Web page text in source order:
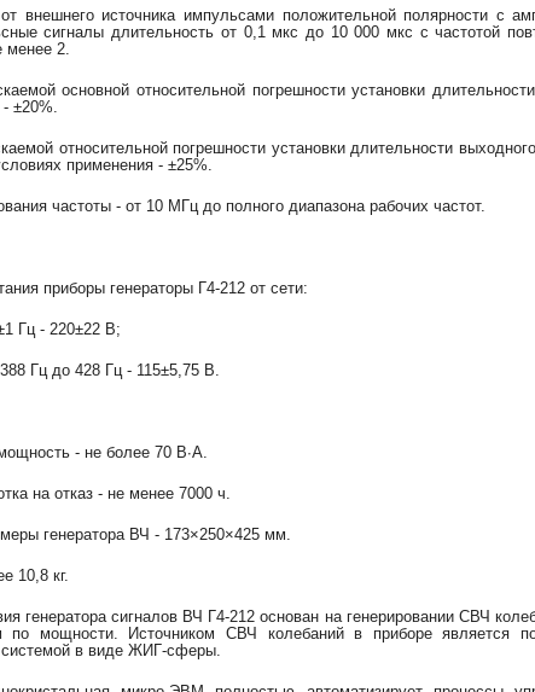
внешнего источника импульсами положительной полярности с
сигналы длительность от 0,1 мкс до 10 000 мкс с частотой
менее 2.
основной относительной погрешности установки
±20%.
относительной погрешности установки длительности
применения - ±25%.
частоты - от 10 МГц до полного диапазона рабочих частот.
приборы генераторы Г4-212 от сети:
Гц - 220±22 В;
Гц до 428 Гц - 115±5,75 В.
- не более 70 В∙А.
на отказ - не менее 7000 ч.
генератора ВЧ - 173×250×425 мм.
10,8 кг.
генератора сигналов ВЧ Г4-212 основан на генерировании СВЧ
по мощности. Источником СВЧ колебаний в приборе является
системой в виде ЖИГ-сферы.